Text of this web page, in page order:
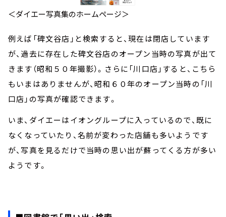
＜ダイエー写真集のホームページ＞
例えば「碑文谷店」と検索すると、現在は閉店しています
が、過去に存在した碑文谷店のオープン当時の写真が出て
きます（昭和５０年撮影）。さらに「川口店」すると、こちら
もいまはありませんが、昭和６０年のオープン当時の「川
口店」の写真が確認できます。
いま、ダイエーはイオングループに入っているので、既に
なくなっていたり、名前が変わった店舗も多いようです
が、写真を見るだけで当時の思い出が蘇ってくる方が多い
ようです。